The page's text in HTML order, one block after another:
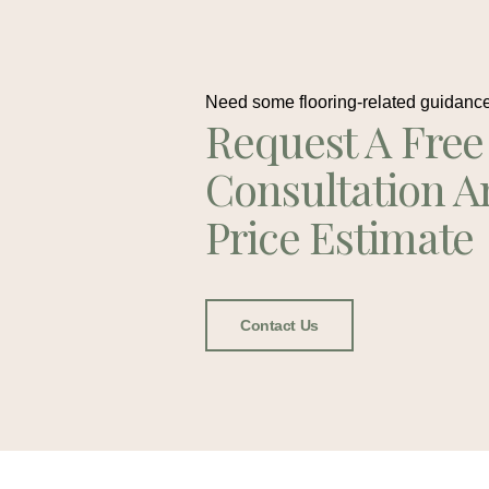
Need some flooring-related
Request A Free
Consultation
Price Estimate
Contact Us